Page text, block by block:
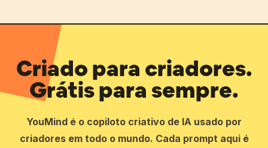
Criado para criadores.
Grátis para sempre.
YouMind é o copiloto criativo de IA usado por
criadores em todo o mundo. Cada prompt aqui é